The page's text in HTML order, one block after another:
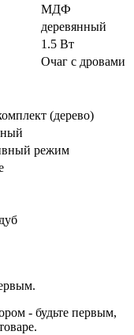
МДФ
деревянный
1.5 Вт
Очаг с дровами
(дерево)
режим
- будьте первым,